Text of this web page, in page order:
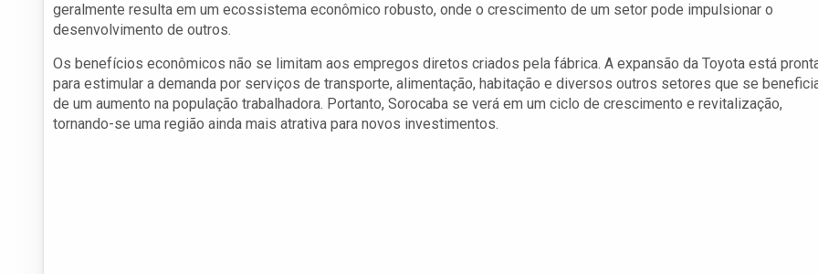
geralmente resulta em um ecossistema econômico robusto, onde o crescimento de um setor pode impulsionar o
desenvolvimento de outros.
Os benefícios econômicos não se limitam aos empregos diretos criados pela fábrica. A expansão da Toyota está
para estimular a demanda por serviços de transporte, alimentação, habitação e diversos outros setores que se
de um aumento na população trabalhadora. Portanto, Sorocaba se verá em um ciclo de crescimento e revitalização,
tornando-se uma região ainda mais atrativa para novos investimentos.